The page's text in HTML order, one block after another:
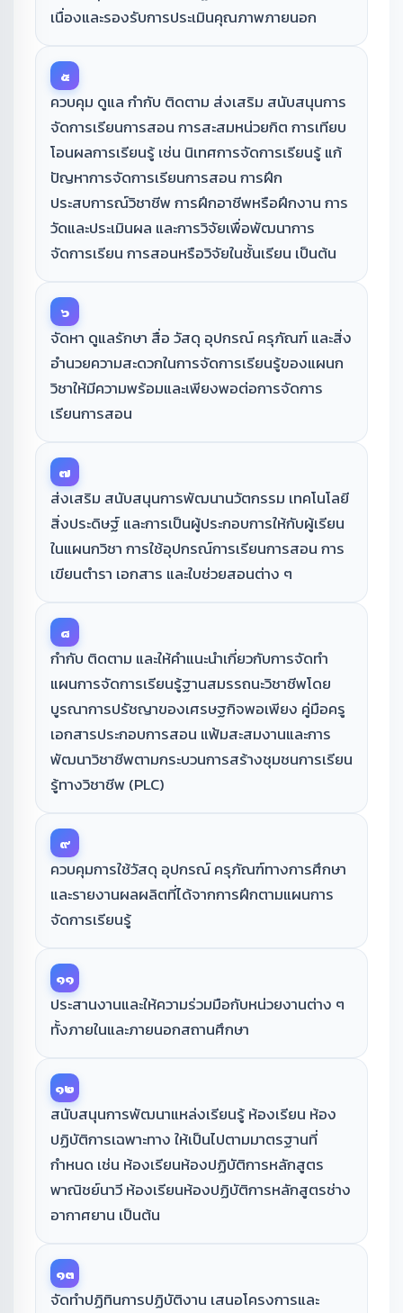
เนื่องและรองรับการประเมินคุณภาพภายนอก
๕
ควบคุม ดูแล กำกับ ติดตาม ส่งเสริม สนับสนุนการ
จัดการเรียนการสอน การสะสมหน่วยกิต การเทียบ
โอนผลการเรียนรู้ เช่น นิเทศการจัดการเรียนรู้ แก้
ปัญหาการจัดการเรียนการสอน การฝึก
ประสบการณ์วิชาชีพ การฝึกอาชีพหรือฝึกงาน การ
วัดและประเมินผล และการวิจัยเพื่อพัฒนาการ
จัดการเรียน การสอนหรือวิจัยในชั้นเรียน เป็นต้น
๖
จัดหา ดูแลรักษา สื่อ วัสดุ อุปกรณ์ ครุภัณฑ์ และสิ่ง
อำนวยความสะดวกในการจัดการเรียนรู้ของแผนก
วิชาให้มีความพร้อมและเพียงพอต่อการจัดการ
เรียนการสอน
๗
ส่งเสริม สนับสนุนการพัฒนานวัตกรรม เทคโนโลยี
สิ่งประดิษฐ์ และการเป็นผู้ประกอบการให้กับผู้เรียน
ในแผนกวิชา การใช้อุปกรณ์การเรียนการสอน การ
เขียนตำรา เอกสาร และใบช่วยสอนต่าง ๆ
๘
กำกับ ติดตาม และให้คำแนะนำเกี่ยวกับการจัดทำ
แผนการจัดการเรียนรู้ฐานสมรรถนะวิชาชีพโดย
บูรณาการปรัชญาของเศรษฐกิจพอเพียง คู่มือครู
เอกสารประกอบการสอน แฟ้มสะสมงานและการ
พัฒนาวิชาชีพตามกระบวนการสร้างชุมชนการเรียน
รู้ทางวิชาชีพ (PLC)
๙
ควบคุมการใช้วัสดุ อุปกรณ์ ครุภัณฑ์ทางการศึกษา
และรายงานผลผลิตที่ได้จากการฝึกตามแผนการ
จัดการเรียนรู้
๑๑
ประสานงานและให้ความร่วมมือกับหน่วยงานต่าง ๆ
ทั้งภายในและภายนอกสถานศึกษา
๑๒
สนับสนุนการพัฒนาแหล่งเรียนรู้ ห้องเรียน ห้อง
ปฏิบัติการเฉพาะทาง ให้เป็นไปตามมาตรฐานที่
กำหนด เช่น ห้องเรียนห้องปฏิบัติการหลักสูตร
พาณิชย์นาวี ห้องเรียนห้องปฏิบัติการหลักสูตรช่าง
อากาศยาน เป็นต้น
๑๓
จัดทำปฏิทินการปฏิบัติงาน เสนอโครงการและ